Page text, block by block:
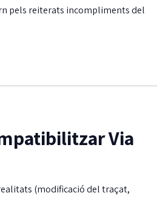
pels reiterats incompliments del
Via
(modificació del traçat,